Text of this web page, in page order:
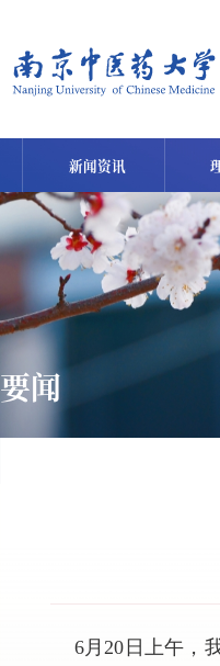
新闻资讯
要闻
6月20 日上午，